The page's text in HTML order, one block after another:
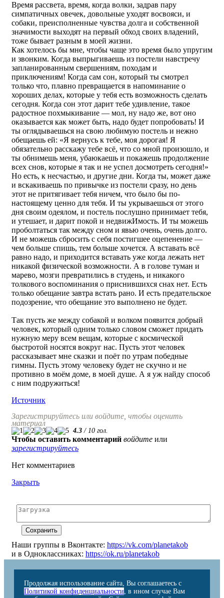
Время рассвета, время, когда волки, задрав пару
симпатичных овечек, довольные уходят восвояси, и
собаки, преисполненные чувства долга и собственной
значимости выходят на первый обход своих владений,
тоже бывает разным в моей жизни.
Как хотелось бы мне, чтобы чаще это время было упругим
и звонким. Когда выпрыгиваешь из постели навстречу
запланированным свершениям, походам и
приключениям! Когда сам сон, который ты смотрел
только что, плавно превращается в напоминание о
хороших делах, которые у тебя есть возможность сделать
сегодня. Когда сон этот дарит тебе удивление, такое
радостное похмыкивание — мол, ну надо же, вот оно
оказывается как может быть, надо будет попробовать! И
ты оглядываешься на свою любимую постель и нежно
обещаешь ей: «Я вернусь к тебе, моя дорогая! Я
обязательно расскажу тебе всё, что со мной произошло, и
ты обнимешь меня, убаюкаешь и покажешь продолжение
всех снов, которые я так и не успел досмотреть сегодня!»
Но есть, к несчастью, и другие дни. Когда ты, может даже
и вскакиваешь по привычке из постели сразу, но день
этот не притягивает тебя ничем, что было бы по-
настоящему ценно для тебя. И ты укрываешься от этого
дня своим одеялом, и постель послушно принимает тебя,
и утешает, и дарит покой и недвижИмость. И ты можешь
проболтаться так между сном и явью очень, очень долго.
И не можешь сбросить с себя постигшее оцепенение —
чем больше спишь, тем больше хочется. А вставать всё
равно надо, и приходится вставать уже когда лежать нет
никакой физической возможности. А в голове туман и
марево, мозги превратились в студень, и никакого
толкового воспоминания о приснившихся снах нет. Есть
только обещание завтра встать рано. И есть предательское
подозрение, что обещание это выполнено не будет.
Так пусть же между собакой и волком появится добрый
человек, который одним только словом сможет придать
нужную меру всем вещам, которые с космической
быстротой носятся вокруг нас. Пусть этот человек
рассказывает мне сказки и поёт по утрам победные
гимны. Пусть этому человеку будет не скучно и не
противно в моём доме, в моей душе. А я уж найду способ
с ним подружиться!
Источник
Зарегистрируйтесь или войдите, чтобы оценить
материал
4.3 / 10 гол.
Чтобы оставить комментарий войдите или
зарегистрируйтесь
Нет комментариев
Закрыть
Наши группы в Вконтакте: https://vk.com/planetakob
и в Одноклассниках: https://ok.ru/planetakob
Продолжая использование сайта, Вы соглашаетесь с
Политикой конфиденциальности, в ином случае Вам